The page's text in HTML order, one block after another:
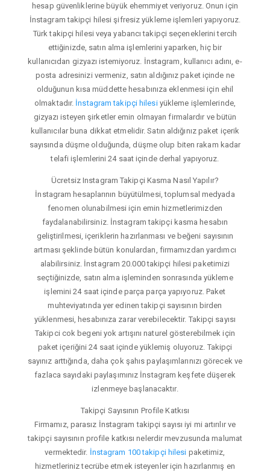
hesap güvenliklerine büyük ehemmiyet veriyoruz. Onun için
İnstagram takipçi hilesi şifresiz yükleme işlemleri yapıyoruz.
Türk takipçi hilesi veya yabancı takipçi seçeneklerini tercih
ettiğinizde, satın alma işlemlerini yaparken, hiç bir
kullanıcıdan gizyazı istemiyoruz. İnstagram, kullanıcı adını, e-
posta adresinizi vermeniz, satın aldığınız paket içinde ne
olduğunun kısa müddette hesabınıza eklenmesi için ehil
olmaktadır. İnstagram takipçi hilesiyükleme işlemlerinde,
gizyazı isteyen şirketler emin olmayan firmalardır ve bütün
kullanıcılar buna dikkat etmelidir. Satın aldığınız paket içerik
sayısında düşme olduğunda, düşme olup biten rakam kadar
telafi işlemlerini 24 saat içinde derhal yapıyoruz.
Ücretsiz Instagram Takipçi Kasma Nasıl Yapılır?
İnstagram hesaplarının büyütülmesi, toplumsal medyada
fenomen olunabilmesi için emin hizmetlerimizden
faydalanabilirsiniz. İnstagram takipçi kasma hesabın
geliştirilmesi, içeriklerin hazırlanması ve beğeni sayısının
artması şeklinde bütün konulardan, firmamızdan yardımcı
alabilirsiniz. İnstagram 20.000 takipçi hilesi paketimizi
seçtiğinizde, satın alma işleminden sonrasında yükleme
işlemini 24 saat içinde parça parça yapıyoruz. Paket
muhteviyatında yer edinen takipçi sayısının birden
yüklenmesi, hesabınıza zarar verebilecektir. Takipçi sayısı
Takipci cok begeni yok artışını naturel gösterebilmek için
paket içeriğini 24 saat içinde yüklemiş oluyoruz. Takipçi
sayınız arttığında, daha çok şahıs paylaşımlarınızı görecek ve
fazlaca sayıdaki paylaşımınız İnstagram keşfete düşerek
izlenmeye başlanacaktır.
Takipçi Sayısının Profile Katkısı
Firmamız, parasız İnstagram takipçi sayısı iyi mi artırılır ve
takipçi sayısının profile katkısı nelerdir mevzusunda malumat
vermektedir. İnstagram 100 takipçi hilesi paketimiz,
hizmetleriniz tecrübe etmek isteyenler için hazırlanmış en